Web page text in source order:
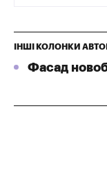
ІНШІ КОЛОНКИ
Фасад